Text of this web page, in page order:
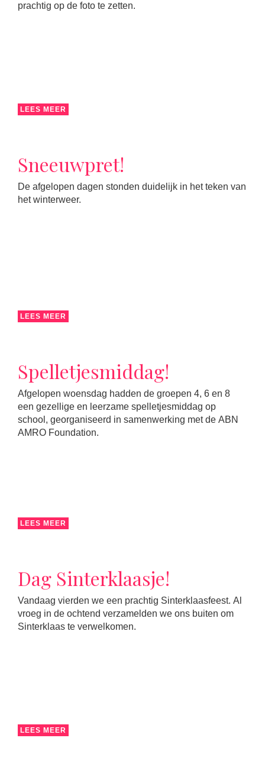
prachtig op de foto te zetten.
LEES MEER
Sneeuwpret!
De afgelopen dagen stonden duidelijk in het teken van
het winterweer.
LEES MEER
Spelletjesmiddag!
Afgelopen woensdag hadden de groepen 4, 6 en 8
een gezellige en leerzame spelletjesmiddag op
school, georganiseerd in samenwerking met de ABN
AMRO Foundation.
LEES MEER
Dag Sinterklaasje!
Vandaag vierden we een prachtig Sinterklaasfeest. Al
vroeg in de ochtend verzamelden we ons buiten om
Sinterklaas te verwelkomen.
LEES MEER